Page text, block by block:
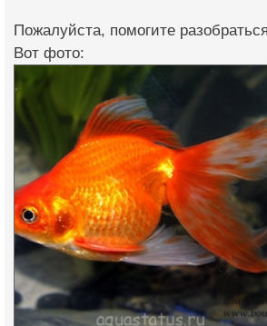
Пожалуйста, помогите
Вот фото: